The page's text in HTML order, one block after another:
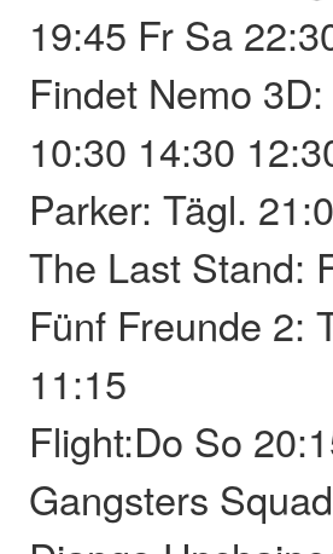
19:45 Fr Sa
Findet Nemo
10:30 14:30
Parker: Tägl.
The Last Stand:
Fünf Freunde 2:
11:15
Flight:Do So
Gangsters